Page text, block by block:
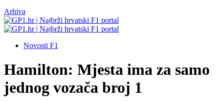
Arhiva
Novosti F1
Hamilton: Mjesta ima za samo
jednog vozača broj 1